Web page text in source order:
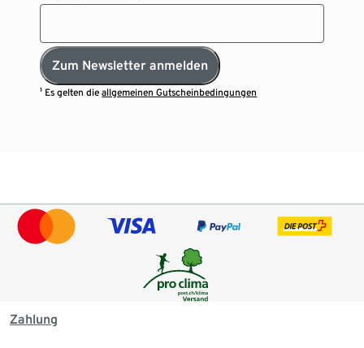
Zum Newsletter anmelden
¹ Es gelten dieallgemeinen Gutscheinbedingungen
Zahlung